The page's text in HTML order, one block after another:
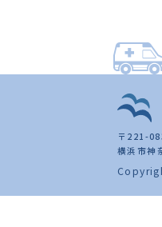
〒221-
横浜市神